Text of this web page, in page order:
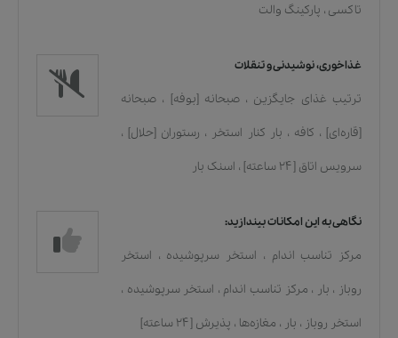
تاکسی ، پارکینگ والت
غذاخوری، نوشیدنی و تنقلات
ترتیب غذای جایگزین ، صبحانه [بوفه] ، صبحانه
[قاره‌ای] ، کافه ، بار کنار استخر ، رستوران [حلال] ،
سرویس اتاق [۲۴ ساعته]
، اسنک بار
نگاهی به این امکانات بیندازید:
مرکز تناسب اندام ، استخر سرپوشیده ، استخر
روباز ، بار ، مرکز تناسب اندام ، استخر سرپوشیده ،
استخر روباز ، بار ، مغازه‌ها ، پذیرش [۲۴ ساعته]